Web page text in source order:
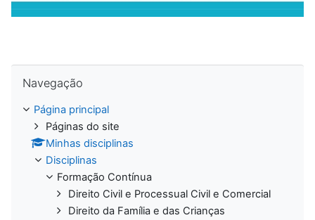
Navegação
Página principal
Páginas do site
Minhas disciplinas
Disciplinas
Formação Contínua
Direito Civil e Processual Civil e Comercial
Direito da Família e das Crianças